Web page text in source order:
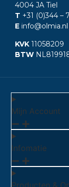
4004 JA Tiel
T +31 (0)344 –
E info@olmia.nl
KVK 11058209
BTW
Mijn Account
Infomatie